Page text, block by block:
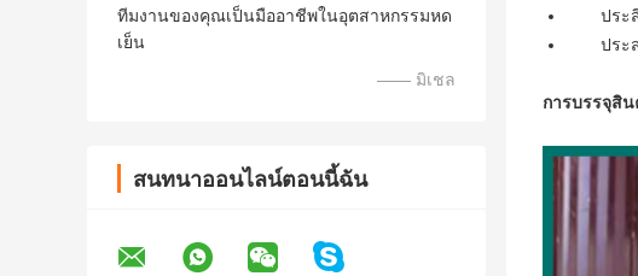
ทีมงานของคุณเป็นมืออาชีพในอุตสาหกรรมหด
เย็น
—— มิเชล
สนทนาออนไลน์ตอนนี้ฉัน
ประ
ประ
การบรรจุสิน